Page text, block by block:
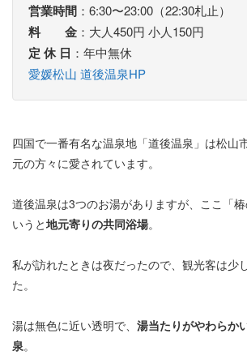
営業時間 ：6:30〜23:00（22:30札止）
料 金 ：大人450円 小人150円
定 休 日 ：年中無休
愛媛松山 道後温泉HP
四国で一番有名な温泉地「道後温泉」は松山
元の方々に愛されています。
道後温泉は3つのお湯がありますが、ここ「
いうと地元寄りの共同浴場。
私が訪れたときは夜だったので、観光客は少
た。
湯は無色に近い透明で、 湯当たりがやわらか
泉。